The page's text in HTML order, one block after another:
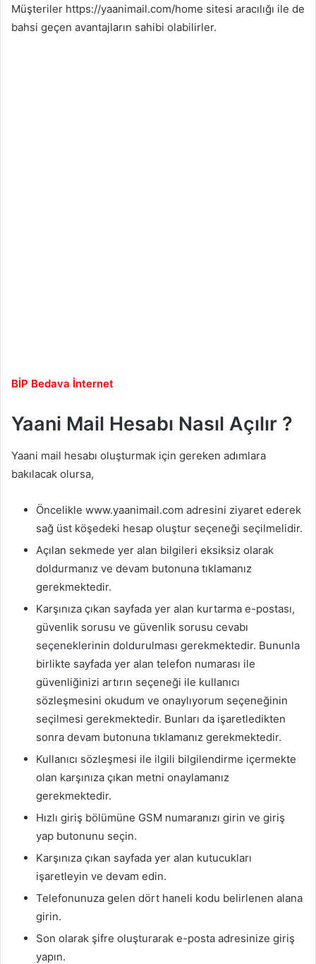
Müşteriler https://yaanimail.com/home sitesi aracılığı ile de
bahsi geçen avantajların sahibi olabilirler.
BİP Bedava İnternet
Yaani Mail Hesabı Nasıl Açılır ?
Yaani mail hesabı oluşturmak için gereken adımlara
bakılacak olursa,
Öncelikle www.yaanimail.com adresini ziyaret ederek
sağ üst köşedeki hesap oluştur seçeneği seçilmelidir.
Açılan sekmede yer alan bilgileri eksiksiz olarak
doldurmanız ve devam butonuna tıklamanız
gerekmektedir.
Karşınıza çıkan sayfada yer alan kurtarma e-postası,
güvenlik sorusu ve güvenlik sorusu cevabı
seçeneklerinin doldurulması gerekmektedir. Bununla
birlikte sayfada yer alan telefon numarası ile
güvenliğinizi artırın seçeneği ile kullanıcı
sözleşmesini okudum ve onaylıyorum seçeneğinin
seçilmesi gerekmektedir. Bunları da işaretledikten
sonra devam butonuna tıklamanız gerekmektedir.
Kullanıcı sözleşmesi ile ilgili bilgilendirme içermekte
olan karşınıza çıkan metni onaylamanız
gerekmektedir.
Hızlı giriş bölümüne GSM numaranızı girin ve giriş
yap butonunu seçin.
Karşınıza çıkan sayfada yer alan kutucukları
işaretleyin ve devam edin.
Telefonunuza gelen dört haneli kodu belirlenen alana
girin.
Son olarak şifre oluşturarak e-posta adresinize giriş
yapın.